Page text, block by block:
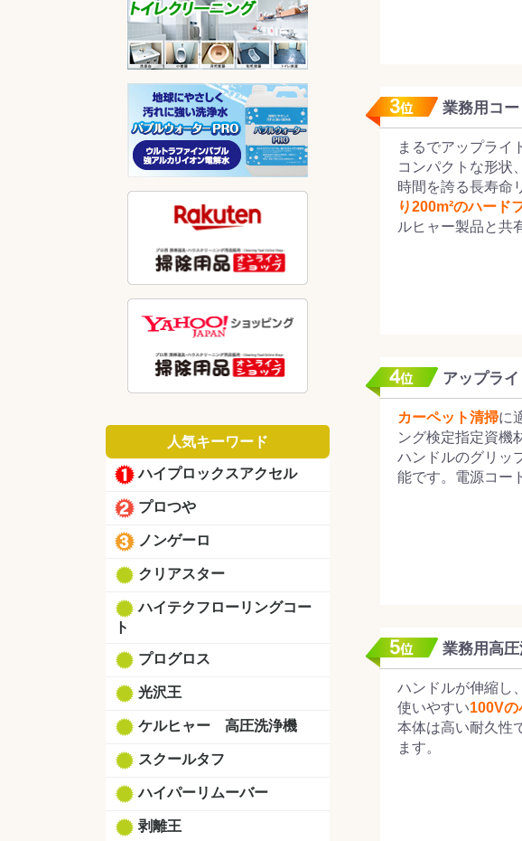
人気キーワード
ハイプロックスアクセル
プロつや
ノンゲーロ
クリアスター
ハイテクフローリングコー
ト
プログロス
光沢王
ケルヒャー 高圧洗浄機
スクールタフ
ハイパーリムーバー
剥離王
業務用コ
まるでアップライ
コンパクトな形状
時間を誇る長寿命
り200m²のハード
ルヒャー製品と共
アップラ
カーペット清掃に
ング検定指定資機
ハンドルのグリッ
能です。電源コー
業務用高
ハンドルが伸縮し
使いやすい100Vの
本体は高い耐久性
ます。